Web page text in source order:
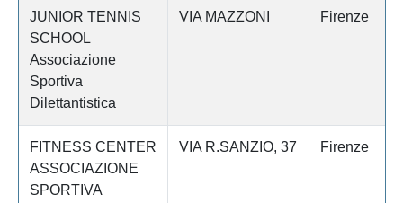
JUNIOR TENNIS
SCHOOL
Associazione
Sportiva
Dilettantistica
VIA MAZZONI Firenze
FITNESS CENTER
ASSOCIAZIONE
SPORTIVA
VIA R.SANZIO, 37 Firenze